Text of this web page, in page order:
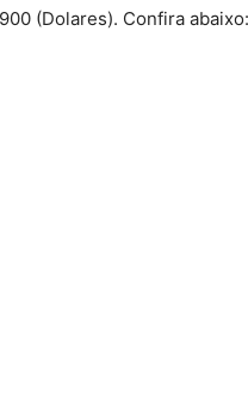
(Dolares). Confira abaixo: